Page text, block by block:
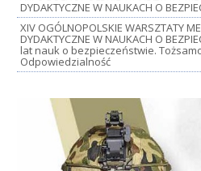
DYDAKTYCZNE W NAUKACH O
XIV OGÓLNOPOLSKIE WARSZTATY
DYDAKTYCZNE W NAUKACH O
lat nauk o bezpieczeństwie.
Odpowiedzialność